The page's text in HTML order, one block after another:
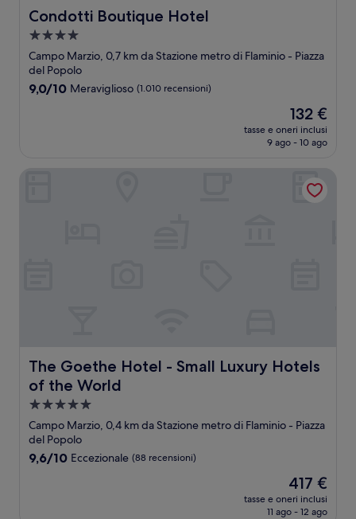
Condotti Boutique Hotel
Condotti Boutique Hotel
Struttura
a
4.0
stelle
Campo Marzio, 0,7 km da Stazione metro di Flaminio - Piazza
del Popolo
9.0
9,0/10 Meraviglioso (1.010 recensioni)
Il
prezzo
attuale
132 €
132 €
tasse e oneri inclusi
9 ago - 10 ago
The Goethe Hotel - Small Luxury Hotels
of the World
The Goethe Hotel - Small Luxury Hotels of the World
Struttura
a
5.0
stelle
Campo Marzio, 0,4 km da Stazione metro di Flaminio - Piazza
del Popolo
9.6
9,6/10 Eccezionale (88 recensioni)
Il
prezzo
attuale
417 €
tasse e oneri inclusi
11 ago - 12 ago
The Goethe Hotel - Small Luxury Hotels of the World